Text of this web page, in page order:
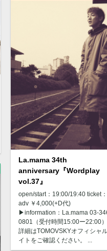
La.mama 34th
anniversary『Wordplay
vol.37』
open/start：19:00/19:40 ticket：
adv ￥4,000(+D代)
▶︎information：La.mama 03-
0801（受付時間15:00ー22:00
詳細はTOMOVSKYオフィシャ
イトをご確認ください。 ...